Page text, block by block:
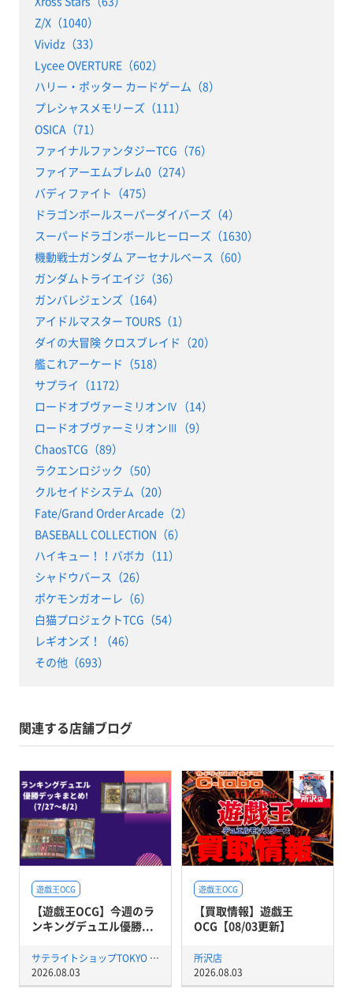
Z/X（1040）
Vividz（33）
Lycee OVERTURE（602）
ハリー・ポッター カードゲーム（8）
プレシャスメモリーズ（111）
OSICA（71）
ファイナルファンタジーTCG（76）
ファイアーエムブレム0（274）
バディファイト（475）
ドラゴンボールスーパーダイバーズ（4）
スーパードラゴンボールヒーローズ（1630）
機動戦士ガンダム アーセナルベース（60）
ガンダムトライエイジ（36）
ガンバレジェンズ（164）
アイドルマスター TOURS（1）
ダイの大冒険 クロスブレイド（20）
艦これアーケード（518）
サプライ（1172）
ロードオブヴァーミリオンⅣ（14）
ロードオブヴァーミリオンⅢ（9）
ChaosTCG（89）
ラクエンロジック（50）
クルセイドシステム（20）
Fate/Grand Order Arcade（2）
BASEBALL COLLECTION（6）
ハイキュー！！バボカ（11）
シャドウバース（26）
ポケモンガオーレ（6）
白猫プロジェクトTCG（54）
レギオンズ！（46）
その他（693）
関連する店舗ブログ
遊戯王OCG
【遊戯王OCG】今週のラ
ンキングデュエル優勝...
サテライトショップTOKYO 秋葉原店
2026.08.03
遊戯王OCG
【買取情報】遊戯王
OCG【08/03更新】
所沢店
2026.08.03